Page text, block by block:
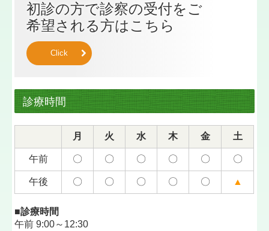
初診の方で診察の受付をご
希望される方はこちら
Click
診療時間
月 火 水 木 金 土
午前 〇 〇 〇 〇 〇 〇
午後 〇 〇 〇 〇 〇 ▲
■診療時間
午前 9:00～12:30